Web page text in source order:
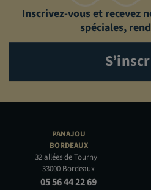
Inscrivez-vous et recevez
spéciales,
PANAJOU
BORDEAUX
32 allées de Tourny
33000 Bordeaux
05 56 44 22 69